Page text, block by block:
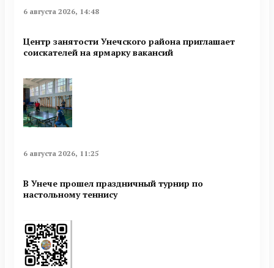
6 августа 2026, 14:48
Центр занятости Унечского района приглашает
соискателей на ярмарку вакансий
6 августа 2026, 11:25
В Унече прошел праздничный турнир по
настольному теннису